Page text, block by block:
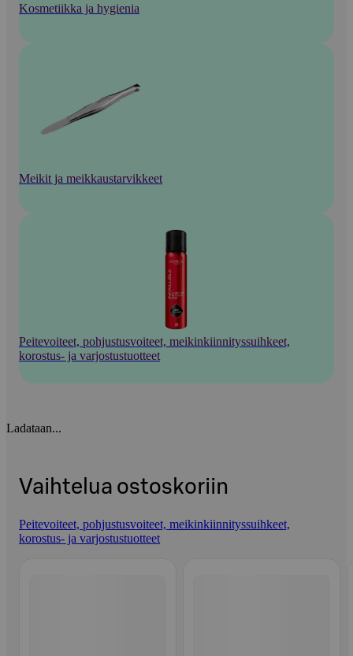
Kosmetiikka ja hygienia
Meikit ja meikkaustarvikkeet
Peitevoiteet, pohjustusvoiteet, meikinkiinnityssuihkeet,
korostus- ja varjostustuotteet
Ladataan...
Vaihtelua ostoskoriin
Peitevoiteet, pohjustusvoiteet, meikinkiinnityssuihkeet,
korostus- ja varjostustuotteet